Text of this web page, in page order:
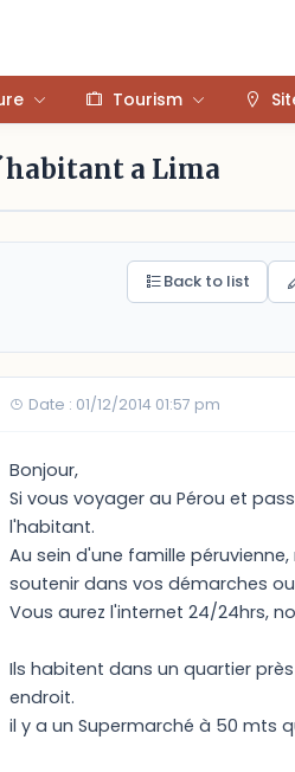
Tourism
a Lima
Back to list
Date : 01/12/2014 01:57 pm
Bonjour,
Si vous voyager au Pérou et
l'habitant.
Au sein d'une famille
soutenir dans vos démarches
Vous aurez l'internet 24/24hrs,
Ils habitent dans un quartier
endroit.
il y a un Supermarché à 50 mts